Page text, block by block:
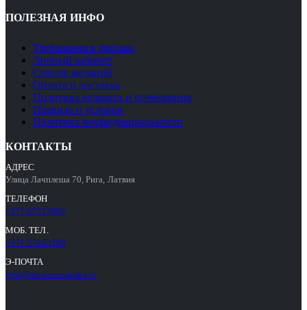
ПОЛЕЗНАЯ ИНФО
Требования к файлам
Личный кабинет
Список желаний
Оплата и доставка
Политика возврата и возмещения
Правила и условия
Политика конфиденциальности
КОНТАКТЫ
АДРЕС
Улица Лачплеша 70, Рига, Латвия
ТЕЛЕФОН
+371 67217802
МОБ. ТЕЛ.
+371 27863280
Э-ПОЧТА
info@dizainsundruka.lv